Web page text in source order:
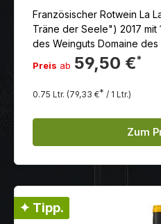
Französischer Rotwein La
Träne der Seele") 2017
des Weinguts Domaine
den besten und ältesten
hergestellt.
Preis ab 59,50 €*
0.75 Ltr. (79,33 €* / 1 Ltr.)
Zum
✦ Tipp.